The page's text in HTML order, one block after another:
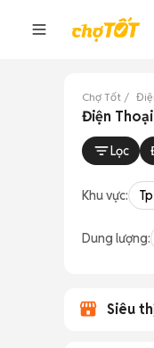
Chợ Tốt
Điện Thoại
Lọc
Khu vực:
Dung lượng:
Siêu